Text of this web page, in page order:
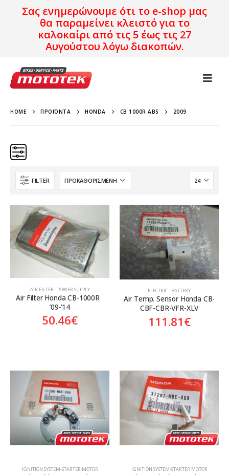
Σας ενημερώνουμε ότι το e-shop μας
θα παραμείνει κλειστό για το
καλοκαίρι από τις 5 έως τις 27
Αυγούστου λόγω διακοπών.
HOME ΠΡΟΪΌΝΤΑ HONDA CB 1000R ABS 2009
Κατηγορίες
Προϊόν Προέλευση
Aftermarket Aftermarket
Genuine
Γνήσιο
FILTER
AIR FILTER - POWER SUPPLY
Air Filter Honda CB-1000R
’09-’14
50.46€
ELECTRIC - BATTERY
Air Temp. Sensor Honda CB-
CBF-CBR-VFR-XLV
111.81€
ΙGNITION SYSTEM-STARTER MOTOR ΙGNITION SYSTEM-STARTER MOTOR